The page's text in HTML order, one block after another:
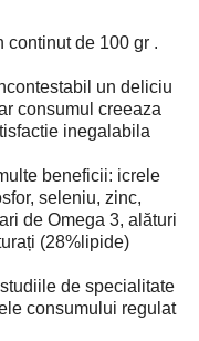
continut de 100 gr .
un deliciu
consumul creeaza
inegalabila
beneficii: icrele
seleniu, zinc,
de Omega 3, alături
(28%lipide)
de specialitate
consumului regulat